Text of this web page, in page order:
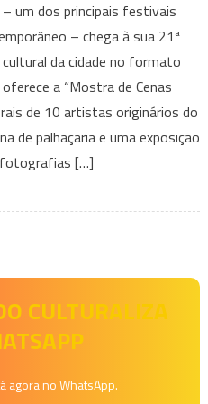
Festival
Mundial
de
Circo
–
Mostra
Circense
um dos principais festivais
– chega à sua 21ª
da cidade no formato
a “Mostra de Cenas
de 10 artistas originários do
de palhaçaria e uma exposição
[…]
CULTURALIZA
agora no WhatsApp.